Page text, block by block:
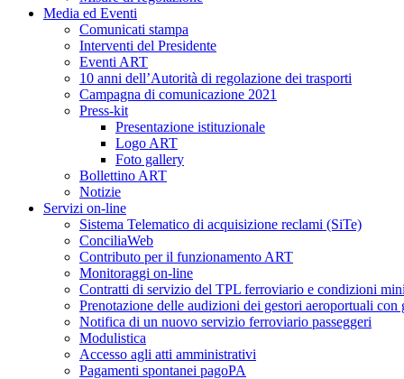
Media ed Eventi
Comunicati stampa
Interventi del Presidente
Eventi ART
10 anni dell’Autorità di regolazione dei trasporti
Campagna di comunicazione 2021
Press-kit
Presentazione istituzionale
Logo ART
Foto gallery
Bollettino ART
Notizie
Servizi on-line
Sistema Telematico di acquisizione reclami (SiTe)
ConciliaWeb
Contributo per il funzionamento ART
Monitoraggi on-line
Contratti di servizio del TPL ferroviario e condizioni
Prenotazione delle audizioni dei gestori aeroportuali con
Notifica di un nuovo servizio ferroviario passeggeri
Modulistica
Accesso agli atti amministrativi
Pagamenti spontanei pagoPA